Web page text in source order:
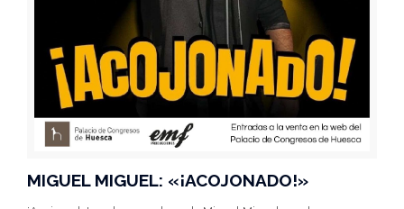
MIGUEL MIGUEL: «¡ACOJONADO!»